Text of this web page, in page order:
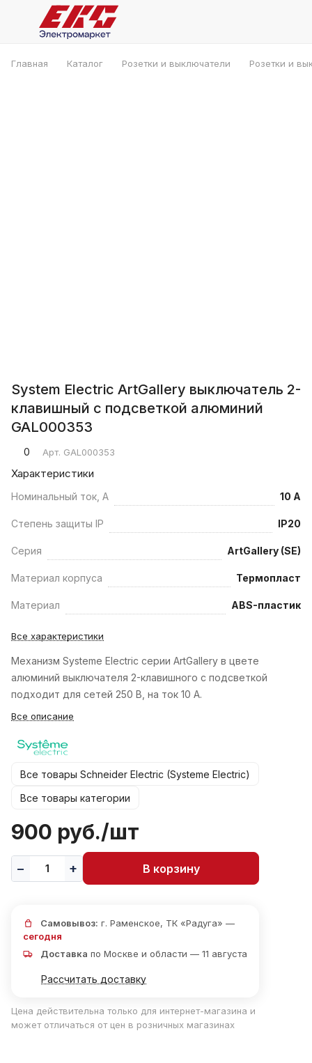
Главная Каталог Розетки и выключатели Розетки и
System Electric ArtGallery выключатель 2-
клавишный с подсветкой алюминий
GAL000353
0 Арт. GAL000353
Характеристики
Номинальный ток, А 10 А
Степень защиты IP IP20
Серия ArtGallery (SE)
Материал корпуса Термопласт
Материал ABS-пластик
Все характеристики
Механизм Systeme Electric серии ArtGallery в цвете
алюминий выключателя 2-клавишного c подсветкой
подходит для сетей 250 В, на ток 10 А.
Все описание
Все товары Schneider Electric (Systeme Electric)
Все товары категории
900 руб./шт
В корзину
Самовывоз: г. Раменское, ТК «Радуга» —
сегодня
Доставка по Москве и области — 11 августа
Рассчитать доставку
Цена действительна только для интернет-магазина и
может отличаться от цен в розничных магазинах